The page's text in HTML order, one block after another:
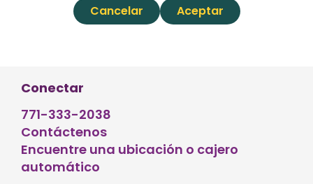
Cancelar Aceptar
Conectar
771-333-2038
Contáctenos
Encuentre una ubicación o cajero
automático